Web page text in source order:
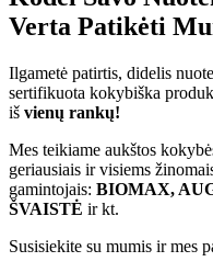
Verta Patikėti
Ilgametė patirtis, didelis
sertifikuota kokybiška
iš vienų rankų!
Mes teikiame aukštos
geriausiais ir visiems
gamintojais: BIOMAX,
ŠVAISTĖ ir kt.
Susisiekite su mumis ir mes